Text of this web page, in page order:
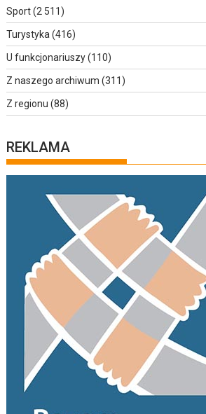
Sport(2 511)
Turystyka (416)
U funkcjonariuszy(110)
Z naszego archiwum (311)
Z regionu (88)
REKLAMA